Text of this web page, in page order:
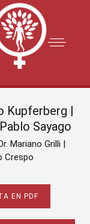
Kupferberg |
Sayago
Mariano Grilli |
Crespo
EN PDF